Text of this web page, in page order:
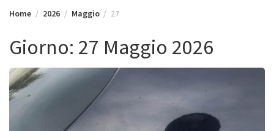
Home 2026 Maggio 27
Giorno: 27 Maggio 2026